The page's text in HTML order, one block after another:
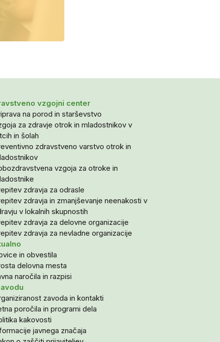
vzgojni center
na porod in starševstvo
za zdravje otrok in mladostnikov v
in šolah
zdravstveno varstvo otrok in
vzgoja za otroke in
zdravja za odrasle
zdravja in zmanjševanje neenakosti v
v lokalnih skupnostih
zdravja za delovne organizacije
zdravja za nevladne organizacije
in obvestila
delovna mesta
naročila in razpisi
zavoda in kontakti
poročila in programi dela
kakovosti
javnega značaja